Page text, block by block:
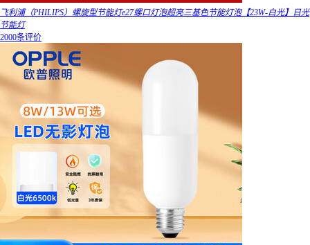
飞利浦（PHILIPS）螺旋型节能灯e27螺口灯泡超亮三基色节能灯泡【23W-白光】日光
节能灯
2000条评价